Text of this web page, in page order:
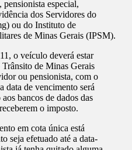
especial,
dos Servidores do
ou do Instituto de
de Minas Gerais (IPSM).
o veículo deverá estar
de Minas Gerais
ou pensionista, com o
data de vencimento será
bancos de dados das
o imposto.
em cota única está
seja efetuado até a data-